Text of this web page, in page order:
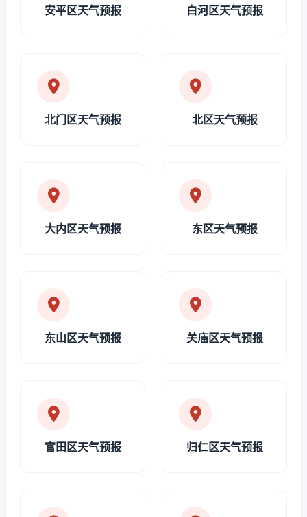
安平区天气预报 白河区天气预报
北门区天气预报 北区天气预报
大内区天气预报 东区天气预报
东山区天气预报 关庙区天气预报
官田区天气预报 归仁区天气预报